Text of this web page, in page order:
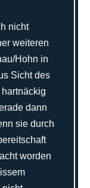
nicht
weiteren
Hohn in
Sicht des
dann
sie durch
worden